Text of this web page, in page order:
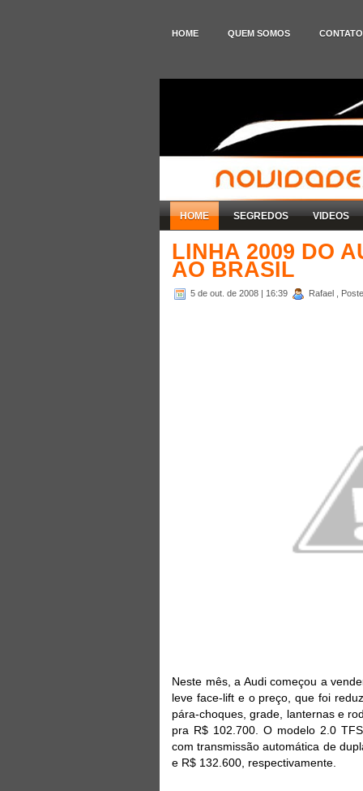
HOME QUEM SOMOS CONTATO
HOME SEGREDOS VIDEOS
LINHA 2009 DO
AO BRASIL
5 de out. de 2008 | 16:39 Rafael ,
Neste mês, a Audi começou a
leve face-lift e o preço, que foi
pára-choques, grade, lanternas e
pra R$ 102.700. O modelo 2.0
com transmissão automática de
e R$ 132.600, respectivamente.